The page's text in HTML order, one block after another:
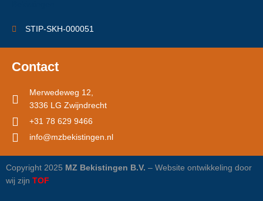
STIP-SKH-000051
Contact
Merwedeweg 12,
3336 LG Zwijndrecht
+31 78 629 9466
info@mzbekistingen.nl
Copyright 2025 MZ Bekistingen B.V. – Website ontwikkeling door
wij zijn TOF